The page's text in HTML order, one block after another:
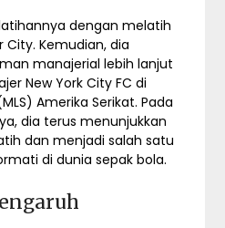
dengan melatih
Kemudian, dia
manajerial lebih lanjut
New York City FC di
Amerika Serikat. Pada
dia terus menunjukkan
dan menjadi salah satu
di dunia sepak bola.